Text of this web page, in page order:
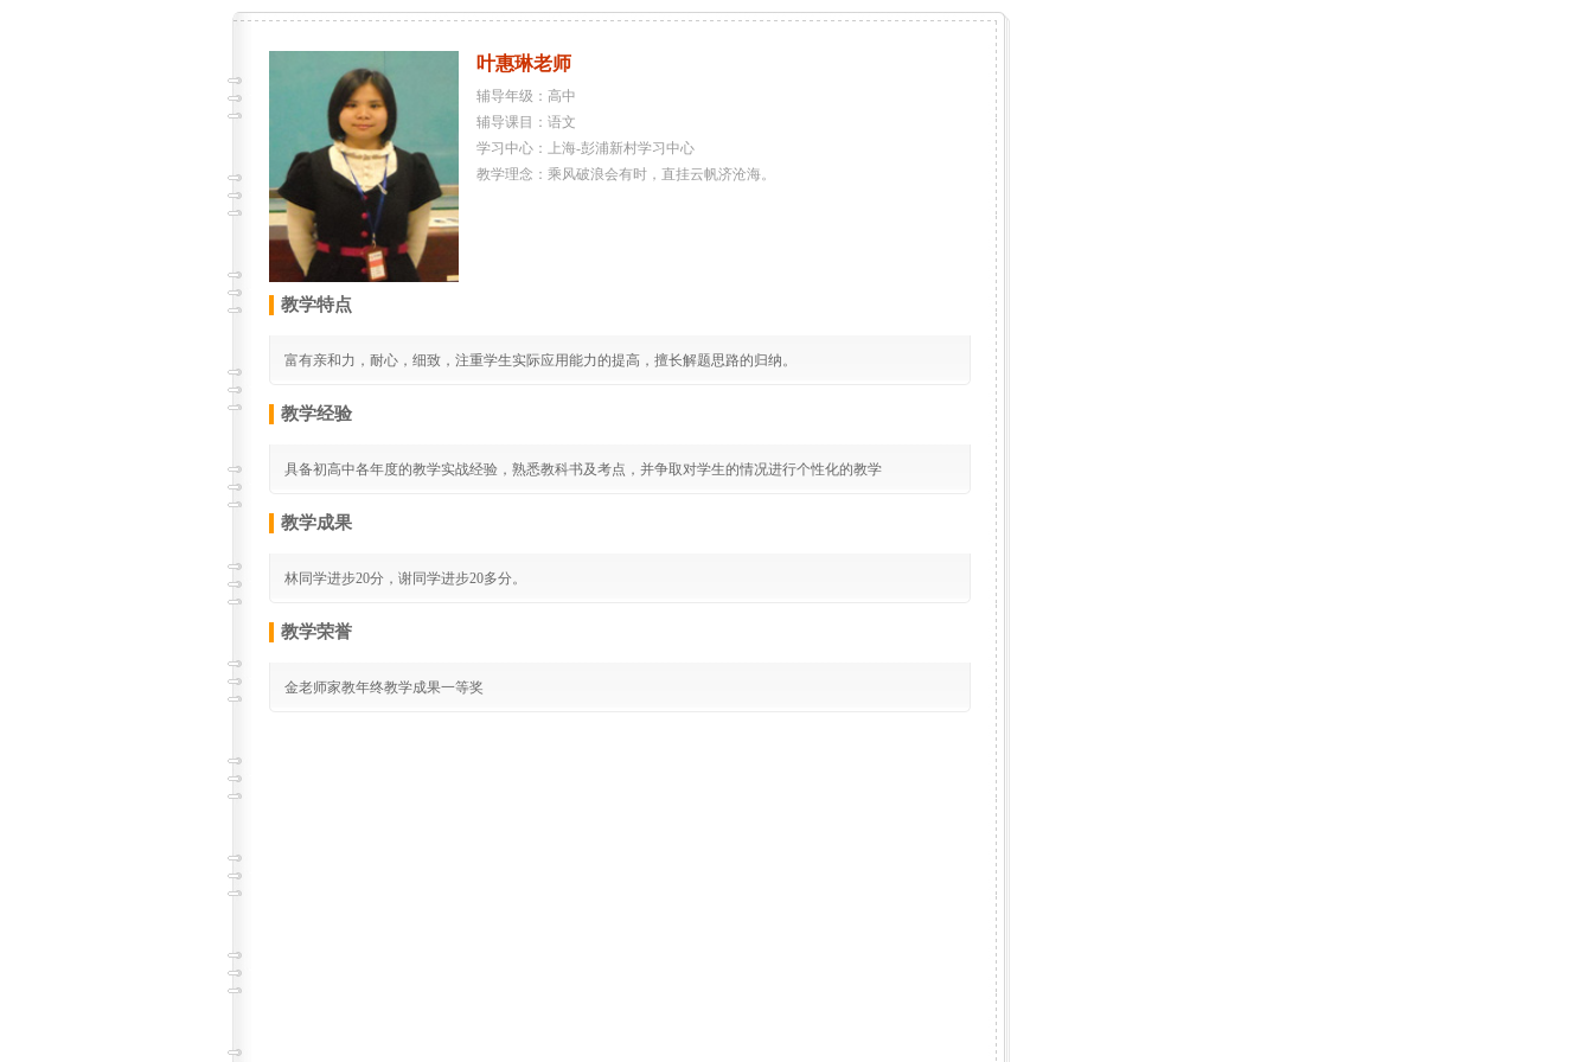
叶惠琳老师
辅导年级：高中
辅导课目：语文
学习中心：上海-彭浦新村学习中心
教学理念：乘风破浪会有时，直挂云帆济沧海。
教学特点
富有亲和力，耐心，细致，注重学生实际应用能力的提高，擅长解题思路的归纳。
教学经验
具备初高中各年度的教学实战经验，熟悉教科书及考点，并争取对学生的情况进行个性化的教学
教学成果
林同学进步20分，谢同学进步20多分。
教学荣誉
金老师家教年终教学成果一等奖